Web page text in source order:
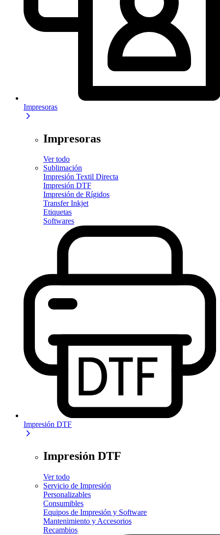
Impresoras
Impresoras
Ver todo
Sublimación
Impresión Textil Directa
Impresión DTF
Impresión de Rígidos
Transfer Inkjet
Etiquetas
Softwares
Impresión DTF
Impresión DTF
Ver todo
Servicio de Impresión
Personalizables
Consumibles
Equipos de Impresión y Software
Mantenimiento y Accesorios
Recambios